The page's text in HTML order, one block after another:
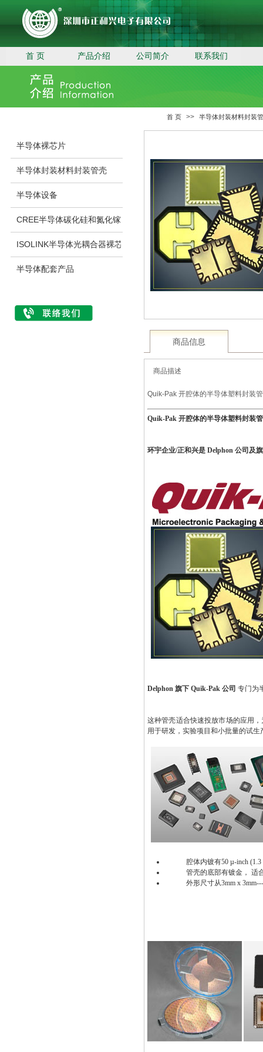
首 页 产品介绍 公司简介 联系我们
首 页 >> 半导体封装材料封装
商品信息
商品描述
Quik-Pak 开腔体的半导体塑料封装
Quik-Pak 开腔体的半导体塑料封装
环宇企业/正和兴是 Delphon 公司及
Delphon 旗下 Quik-Pak 公司 专门为
这种管壳适合快速投放市场的应用
用于研发，实验项目和小批量的试生
腔体内镀有50 µ-inch (1.3
管壳的底部有镀金， 适合
外形尺寸从3mm x 3mm---
半导体裸芯片
半导体封装材料封装管壳
半导体设备
CREE半导体碳化硅和氮化镓裸芯片
ISOLINK半导体光耦合器裸芯片
半导体配套产品